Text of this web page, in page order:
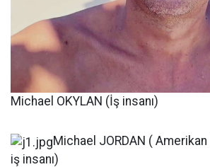
Michael OKYLAN (İş insanı)
Michael JORDAN (
iş insanı)